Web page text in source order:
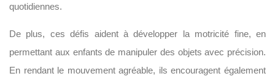
quotidiennes.
De plus, ces défis aident à développer la motricité fine, en
permettant aux enfants de manipuler des objets avec précision.
En rendant le mouvement agréable, ils encouragent également